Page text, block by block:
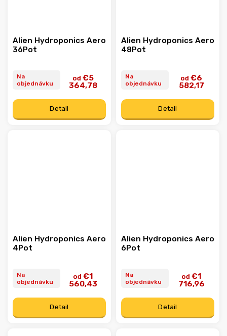
Alien Hydroponics Aero
36Pot
Na
objednávku
od €5
364,78
Detail
Alien Hydroponics Aero
48Pot
Na
objednávku
od €6
582,17
Detail
Alien Hydroponics Aero
4Pot
Na
objednávku
od €1
560,43
Detail
Alien Hydroponics Aero
6Pot
Na
objednávku
od €1
716,96
Detail